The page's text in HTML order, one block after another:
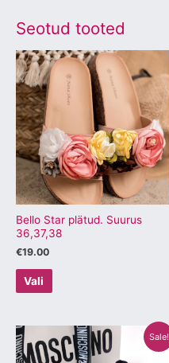
Seotud tooted
Bello Star plätud. Suurus
36,37,38
€19.00
Vali
Sellel
tootel
varianti.
Valikuid
saab
teha
tootelehel.
Sale!
Algne
hind
oli:
Praegune
hind
on:
Sellel
tootel